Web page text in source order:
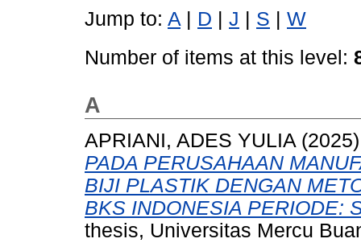
Jump to: A D J S
W
Number of items at this level:
A
APRIANI, ADES YULIA
PADA PERUSAHAAN
BIJI PLASTIK DENGAN
BKS INDONESIA PERIODE:
thesis, Universitas Mercu